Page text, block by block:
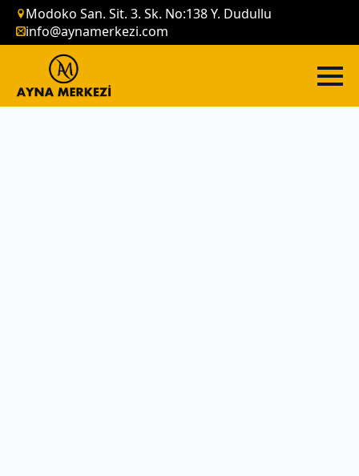
Modoko San. Sit. 3. Sk. No:138 Y. Dudullu
info@aynamerkezi.com